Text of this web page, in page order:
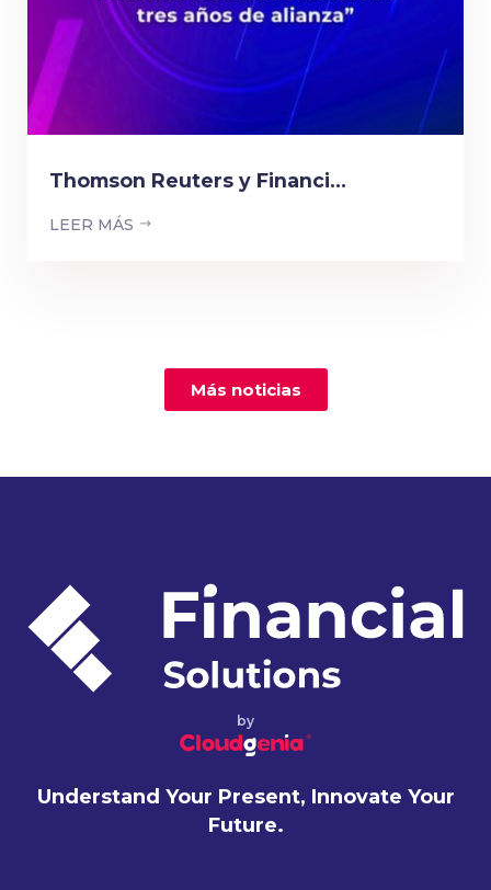
Thomson Reuters y Financi...
LEER MÁS
Más noticias
by
Understand Your Present, Innovate Your
Future.